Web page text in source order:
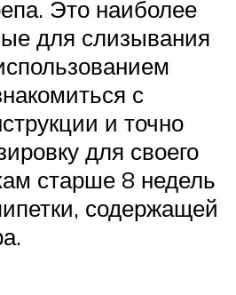
Это наиболее
для слизывания
с
и точно
для своего
старше 8 недель
содержащей